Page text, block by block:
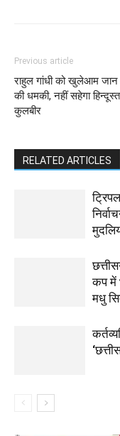
Previous article
राहुल गांधी को खुलेआम जान
की धमकी, नहीं सहेगा
कुलबीर
RELATED ARTICLES
कप में
मधु